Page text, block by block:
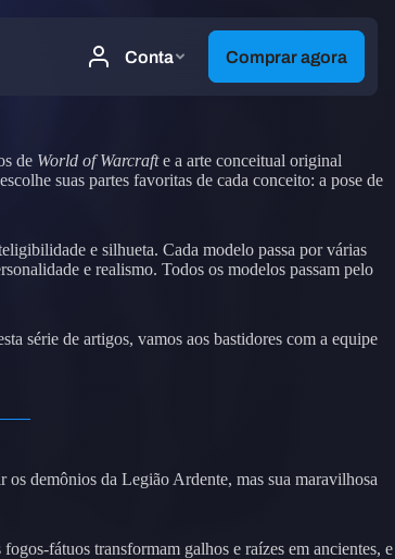
de World of Warcrafte a arte conceitual original
suas partes favoritas de cada conceito: a pose de
e silhueta. Cada modelo passa por várias
e realismo. Todos os modelos passam pelo
série de artigos, vamos aos bastidores com a equipe
demônios da Legião Ardente, mas sua maravilhosa
fátuos transformam galhos e raízes em ancientes, e